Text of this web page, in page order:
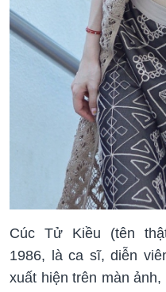
Cúc Tử Kiều (tên
1986, là ca sĩ, diễn
xuất hiện trên màn